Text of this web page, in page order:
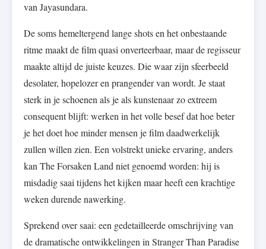
van Jayasundara.
De soms hemeltergend lange shots en het onbestaande
ritme maakt de film quasi onverteerbaar, maar de regisseur
maakte altijd de juiste keuzes. Die waar zijn sfeerbeeld
desolater, hopelozer en prangender van wordt. Je staat
sterk in je schoenen als je als kunstenaar zo extreem
consequent blijft: werken in het volle besef dat hoe beter
je het doet hoe minder mensen je film daadwerkelijk
zullen willen zien. Een volstrekt unieke ervaring, anders
kan The Forsaken Land niet genoemd worden: hij is
misdadig saai tijdens het kijken maar heeft een krachtige
weken durende nawerking.
Sprekend over saai: een gedetailleerde omschrijving van
de dramatische ontwikkelingen in Stranger Than Paradise